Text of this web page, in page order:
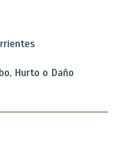
Hurto o Daño